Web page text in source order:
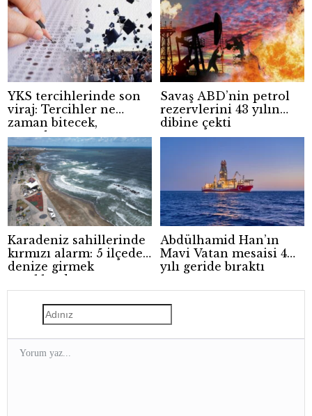
YKS tercihlerinde son
viraj: Tercihler ne
zaman bitecek,
sonuçlar ne zaman
açıklanacak?
Savaş ABD’nin petrol
rezervlerini 43 yılın
dibine çekti
Karadeniz sahillerinde
kırmızı alarm: 5 ilçede
denize girmek
yasaklandı
Abdülhamid Han’ın
Mavi Vatan mesaisi 4
yılı geride bıraktı